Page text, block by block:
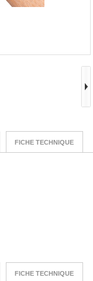
FICHE TECHNIQUE
FICHE TECHNIQUE